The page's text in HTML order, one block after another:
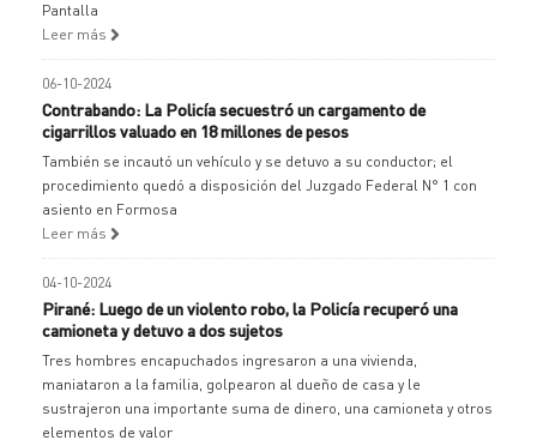
Pantalla
Leer más
06-10-2024
Contrabando: La Policía secuestró un cargamento de
cigarrillos valuado en 18 millones de pesos
También se incautó un vehículo y se detuvo a su conductor; el
procedimiento quedó a disposición del Juzgado Federal N° 1 con
asiento en Formosa
Leer más
04-10-2024
Pirané: Luego de un violento robo, la Policía recuperó una
camioneta y detuvo a dos sujetos
Tres hombres encapuchados ingresaron a una vivienda,
maniataron a la familia, golpearon al dueño de casa y le
sustrajeron una importante suma de dinero, una camioneta y otros
elementos de valor